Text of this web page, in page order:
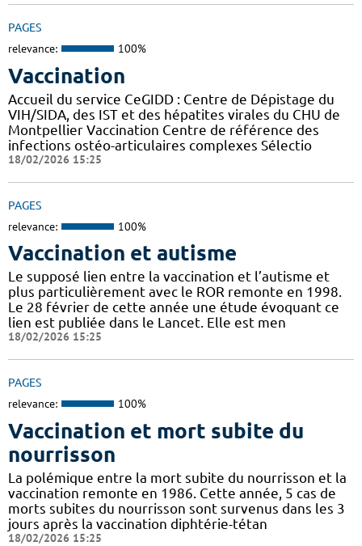
PAGES
relevance: 100%
Vaccination
Accueil du service CeGIDD : Centre de Dépistage du
VIH/SIDA, des IST et des hépatites virales du CHU de
Montpellier Vaccination Centre de référence des
infections ostéo-articulaires complexes Sélectio
18/02/2026 15:25
PAGES
relevance: 100%
Vaccination et autisme
Le supposé lien entre la vaccination et l’autisme et
plus particulièrement avec le ROR remonte en 1998.
Le 28 février de cette année une étude évoquant ce
lien est publiée dans le Lancet. Elle est men
18/02/2026 15:25
PAGES
relevance: 100%
Vaccination et mort subite du
nourrisson
La polémique entre la mort subite du nourrisson et la
vaccination remonte en 1986. Cette année, 5 cas de
morts subites du nourrisson sont survenus dans les 3
jours après la vaccination diphtérie-tétan
18/02/2026 15:25